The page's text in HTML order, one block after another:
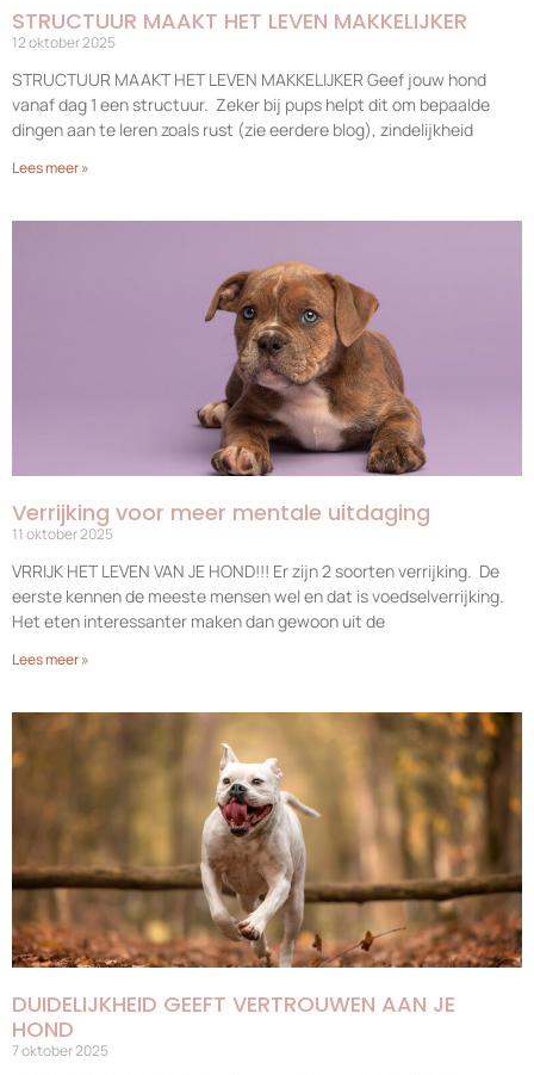
STRUCTUUR MAAKT HET LEVEN MAKKELIJKER
12 oktober 2025
STRUCTUUR MAAKT HET LEVEN MAKKELIJKER Geef jouw hond
vanaf dag 1 een structuur. Zeker bij pups helpt dit om bepaalde
dingen aan te leren zoals rust (zie eerdere blog), zindelijkheid
Lees meer »
Verrijking voor meer mentale uitdaging
11 oktober 2025
VRRIJK HET LEVEN VAN JE HOND!!! Er zijn 2 soorten verrijking. De
eerste kennen de meeste mensen wel en dat is voedselverrijking.
Het eten interessanter maken dan gewoon uit de
Lees meer »
DUIDELIJKHEID GEEFT VERTROUWEN AAN JE
HOND
7 oktober 2025